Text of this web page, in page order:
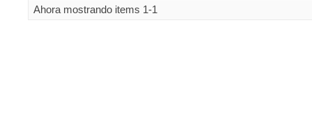
Ahora mostrando items 1-1